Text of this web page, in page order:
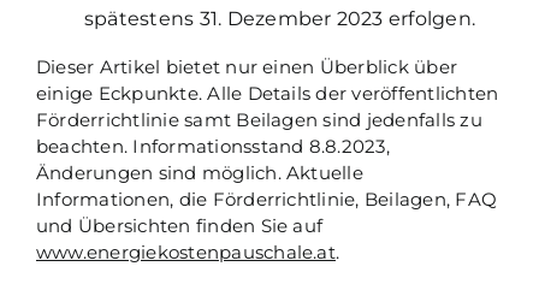
spätestens 31. Dezember 2023 erfolgen.
Dieser Artikel bietet nur einen Überblick über
einige Eckpunkte. Alle Details der veröffentlichten
Förderrichtlinie samt Beilagen sind jedenfalls zu
beachten. Informationsstand 8.8.2023,
Änderungen sind möglich. Aktuelle
Informationen, die Förderrichtlinie, Beilagen, FAQ
und Übersichten finden Sie auf
www.energiekostenpauschale.at.